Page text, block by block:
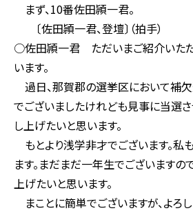
まず、10番佐田頴一君。
〔佐田頴一君、登壇〕（拍手）
○佐田頴一君 ただいまご紹介いただ
います。
過日、那賀郡の選挙区において補
でございましたけれども見事に当選さ
し上げたいと思います。
もとより浅学非才でございます。
ます。まだまだ一年生でございますの
上げたいと思います。
まことに簡単でございますが、よろ